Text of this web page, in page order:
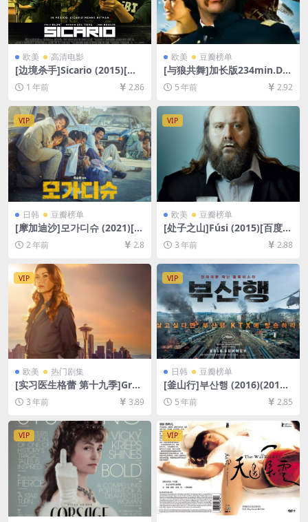
欧美 高清电影
[边境杀手]Sicario (2015)[百
度网盘+夸克网盘1080P超清
未删减资源][网盘在线播放/下
载][MP4/8GB][中英字幕]
1 年前 2.86
欧美 豆瓣榜单
[与狼共舞]加长版234min.Da
nces with Wolves (1990)[百
度网盘+迅雷云盘资源1080P
超清未删减][MP4/15GB][中
英字幕]
5 年前 2.92
VIP
日韩 豆瓣榜单
[摩加迪沙]모가디슈 (2021)[百
度网盘+夸克网盘1080P超清
未删减资源][网盘在线播放/下
2 年前 2.8
VIP
欧美 豆瓣榜单
[处子之山]Fúsi (2015)[百度网
盘+夸克网盘1080P超清未删
减资源][网盘在线播放/下载]
3 年前 2.88
VIP
欧美 热门剧集
[实习医生格蕾 第十九季]Gre
y’s Anatomy Season 19 (20
22)[百度网盘+夸克网盘1080P
超清未删减资源][网盘在线播
放/下载][MP4/35GB][奈飞官
方中字]
3 年前 3.89
VIP
日韩 豆瓣榜单
[釜山行]부산행 (2016)(2012)
[百度网盘+迅雷云盘资源1080
P超清未删减][MP4/7.6GB][韩
5 年前 2.85
VIP VIP